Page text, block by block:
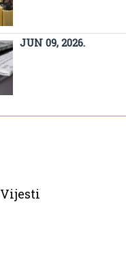
JUN 09, 2026.
Vijesti